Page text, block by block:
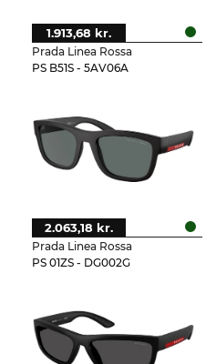
Prada Linea Rossa
PS B51S - 5AV06A
1.913,68 kr.
Prada Linea Rossa
PS 01ZS - DG002G
2.063,18 kr.